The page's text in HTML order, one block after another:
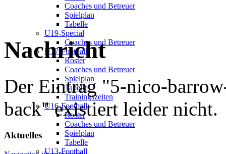
Coaches und Betreuer
Spielplan
Tabelle
U19-Special
Coaches und Betreuer
U17-Football
Roster
Coaches und Betreuer
Spielplan
Tabelle
Trainingszeiten
U16-Football
Roster
Coaches und Betreuer
Spielplan
Tabelle
U13-Football
Nachricht
Der Eintrag "5-nico-
back" existiert leider nicht.
Aktuelles